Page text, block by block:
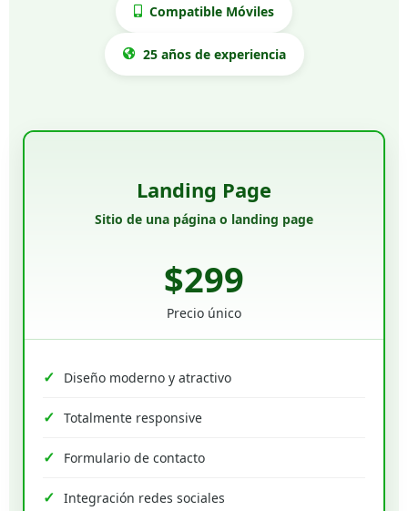
Compatible Móviles
25 años de experiencia
Landing Page
Sitio de una página o landing page
$299
Precio único
Diseño moderno y atractivo
Totalmente responsive
Formulario de contacto
Integración redes sociales